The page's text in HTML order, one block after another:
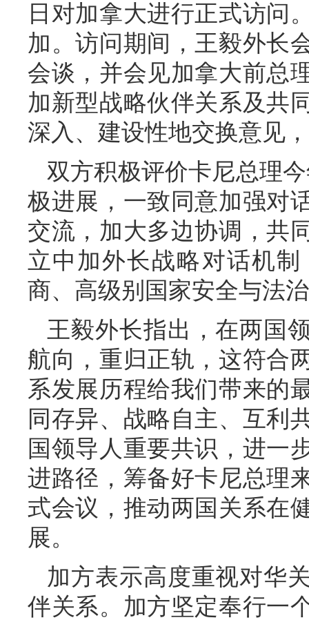
日对加拿大进行正式访问
加。访问期间，王毅外长
会谈，并会见加拿大前总
加新型战略伙伴关系及共
深入、建设性地交换意见
双方积极评价卡尼总理
极进展，一致同意加强对
交流，加大多边协调，共
立中加外长战略对话机
商、高级别国家安全与法
王毅外长指出，在两国
航向，重归正轨，这符合
系发展历程给我们带来的
同存异、战略自主、互利
国领导人重要共识，进一
进路径，筹备好卡尼总理
式会议，推动两国关系在
展。
加方表示高度重视对华
伴关系。加方坚定奉行一